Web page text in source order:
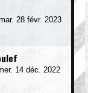
28 févr. 2023
14 déc. 2022